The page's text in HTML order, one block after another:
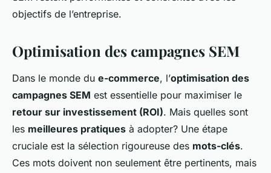
objectifs de l’entreprise.
Optimisation des campagnes SEM
Dans le monde du e-commerce, l’optimisation des
campagnes SEM est essentielle pour maximiser le
retour sur investissement (ROI). Mais quelles sont
les meilleures pratiques à adopter? Une étape
cruciale est la sélection rigoureuse des mots-clés.
Ces mots doivent non seulement être pertinents, mais